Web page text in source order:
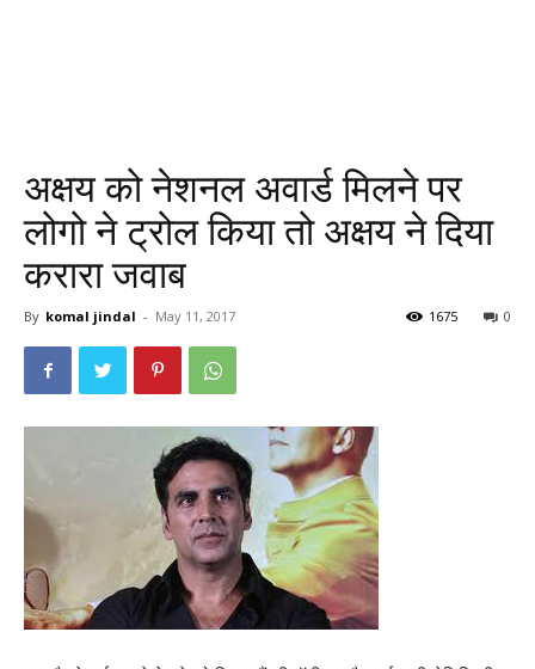
अक्षय को नेशनल अवार्ड मिलने पर
लोगो ने ट्रोल किया तो अक्षय ने दिया
करारा जवाब
By komal jindal - May 11, 2017 0
1675